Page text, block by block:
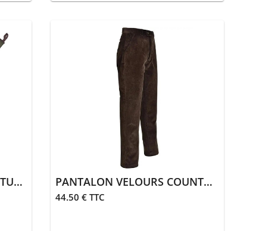
FOURREAU SIMPLE OUVERTURE HAUT | KAKI PANTALON VELOURS COUNTRY | MARRON
44.50 € TTC